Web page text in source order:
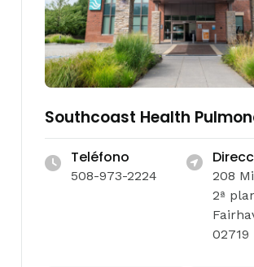
Southcoast Health
Teléfono
508-973-2224
208
2ª
02719